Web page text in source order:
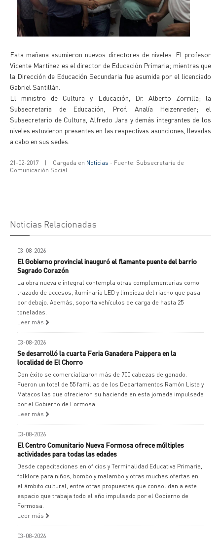
Esta mañana asumieron nuevos directores de niveles. El profesor
Vicente Martínez es el director de Educación Primaria; mientras que
la Dirección de Educación Secundaria fue asumida por el licenciado
Gabriel Santillán.
El ministro de Cultura y Educación, Dr. Alberto Zorrilla; la
Subsecretaria de Educación, Prof. Analía Heizenreder; el
Subsecretario de Cultura, Alfredo Jara y demás integrantes de los
niveles estuvieron presentes en las respectivas asunciones, llevadas
a cabo en sus sedes.
21-02-2017 | Cargada en Noticias - Fuente: Subsecretaría de
Comunicación Social
Noticias Relacionadas
03-08-2026
El Gobierno provincial inauguró el flamante puente del barrio
Sagrado Corazón
La obra nueva e integral contempla otras complementarias como
trazado de accesos, iluminaria LED y limpieza del riacho que pasa
por debajo. Además, soporta vehículos de carga de hasta 25
toneladas.
Leer más
03-08-2026
Se desarrolló la cuarta Feria Ganadera Paippera en la
localidad de El Chorro
Con éxito se comercializaron más de 700 cabezas de ganado.
Fueron un total de 55 familias de los Departamentos Ramón Lista y
Matacos las que ofrecieron su hacienda en esta jornada impulsada
por el Gobierno de Formosa.
Leer más
03-08-2026
El Centro Comunitario Nueva Formosa ofrece múltiples
actividades para todas las edades
Desde capacitaciones en oficios y Terminalidad Educativa Primaria,
folklore para niños, bombo y malambo y otras muchas ofertas en
el ámbito cultural, entre otras propuestas que consolidan a este
espacio que trabaja todo el año impulsado por el Gobierno de
Formosa.
Leer más
03-08-2026